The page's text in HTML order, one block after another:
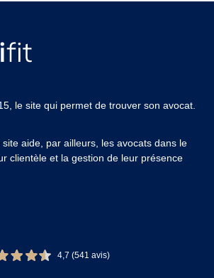
le site qui permet de trouver son avocat.
site aide, par ailleurs, les avocats dans le
clientèle et la gestion de leur présence
4,7 (541 avis)